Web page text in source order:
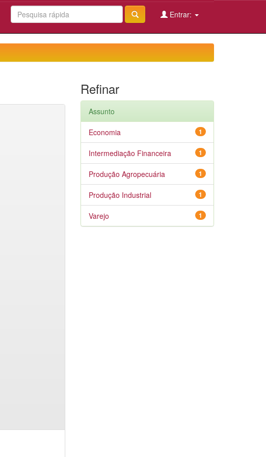
Entrar:
Refinar
Assunto
1
Economia
1
Intermediação Financeira
1
Produção Agropecuária
1
Produção Industrial
1
Varejo